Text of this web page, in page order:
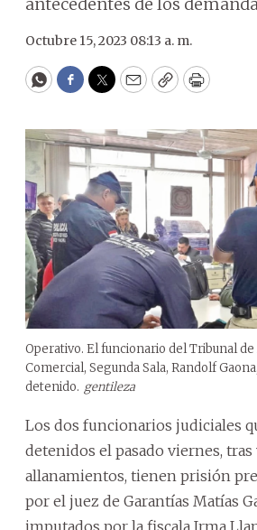
Octubre 15, 2023 08:13 a. m.
WhatsApp
Facebook
Twitter
EmailCopyPrint
Operativo. El funcionario del Tribunal de
Comercial, Segunda Sala, Randolf
detenido. gentileza
Los dos funcionarios judiciales
detenidos el pasado viernes, tras
allanamientos, tienen prisión
por el juez de Garantías Matías
imputados por la fiscala Irma